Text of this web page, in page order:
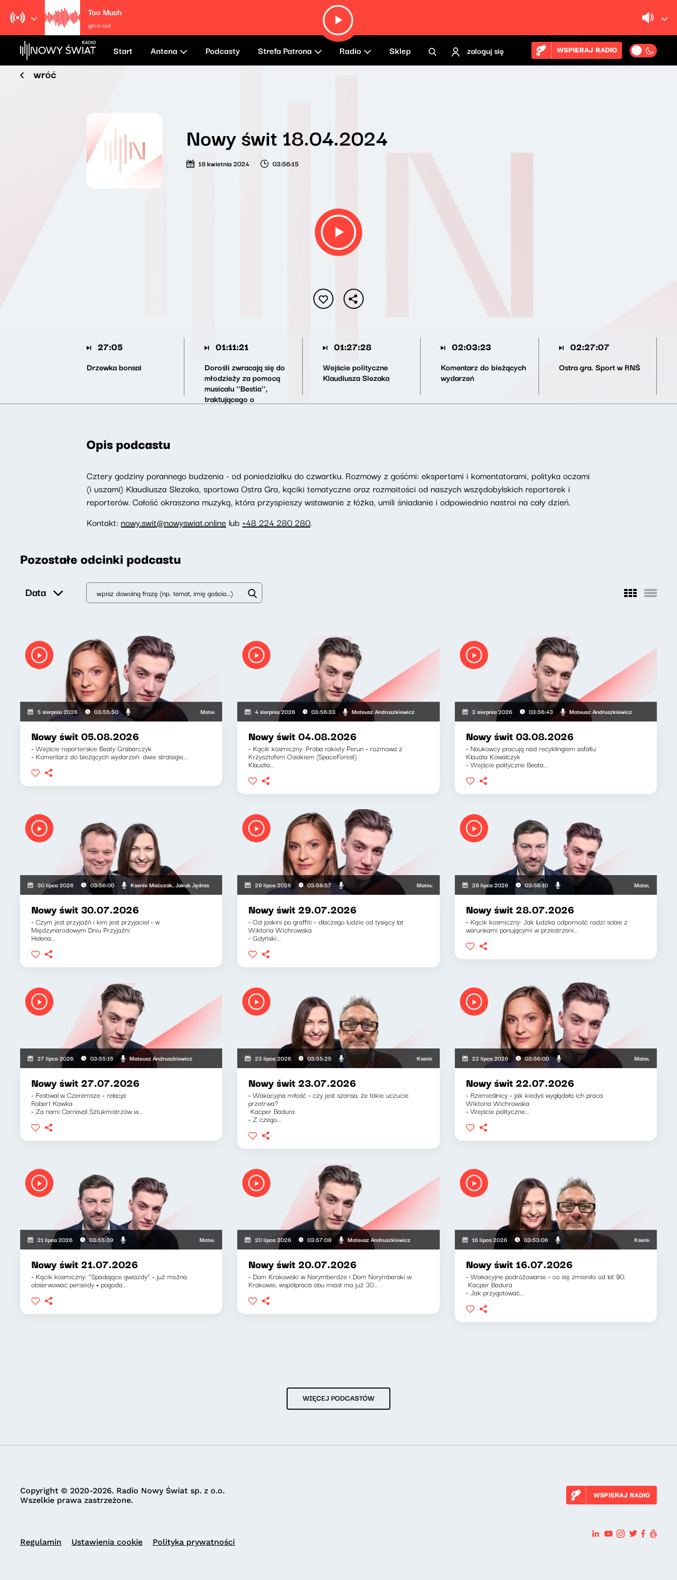
Too Much
girl in red
Start Antena Podcasty Strefa Patrona Radio Sklep zaloguj się WSPIERAJ RADIO
wróć
Nowy świt 18.04.2024
18 kwietnia 2024 03:56:15
27:05
Drzewka bonsai
01:11:21
Dorośli zwracają się do
młodzieży za pomocą
musicalu ''Bestia'',
traktującego o
01:27:28
Wejście polityczne
Klaudiusza Slezaka
02:03:23
Komentarz do bieżących
wydarzeń
02:27:07
Ostra gra. Sport w RNŚ
Opis podcastu
Cztery godziny porannego budzenia - od poniedziałku do czwartku. Rozmowy z gośćmi: ekspertami i komentatorami, polityka oczami
(i uszami) Klaudiusza Slezaka, sportowa Ostra Gra, kąciki tematyczne oraz rozmaitości od naszych wszędobylskich reporterek i
reporterów. Całość okraszona muzyką, która przyspieszy wstawanie z łóżka, umili śniadanie i odpowiednio nastroi na cały dzień.
Kontakt: nowy.swit@nowyswiat.online lub +48 224 280 280.
Pozostałe odcinki podcastu
Data
5 sierpnia 2026 03:55:50 Mateusz Andruszkiewicz, Zuzanna Iłenda
Nowy świt 05.08.2026
- Wejście reporterskie Beaty Grabarczyk
- Komentarz do bieżących wydarzeń: dwie strategie...
4 sierpnia 2026 03:56:33 Mateusz Andruszkiewicz
Nowy świt 04.08.2026
- Kącik kosmiczny: Próba rakiety Perun - rozmowa z
Krzysztofem Osiakiem (SpaceForest)
Klaudia...
3 sierpnia 2026 03:56:43 Mateusz Andruszkiewicz
Nowy świt 03.08.2026
- Naukowcy pracują nad recyklingiem asfaltu
Klaudia Kowalczyk
- Wejście polityczne Beata...
30 lipca 2026 03:56:00 Ksenia Maćczak, Jakub Jędras
Nowy świt 30.07.2026
- Czym jest przyjaźń i kim jest przyjaciel - w
Międzynarodowym Dniu Przyjaźni
Helena...
29 lipca 2026 03:58:57 Mateusz Andruszkiewicz, Zuzanna Iłenda
Nowy świt 29.07.2026
- Od jaskini po graffiti - dlaczego ludzie od tysięcy lat
Wiktoria Wichrowska
- Gdyński...
28 lipca 2026 03:56:10 Mateusz
Nowy świt 28.07.2026
- Kącik kosmiczny: Jak ludzka odporność radzi sobie z
warunkami panującymi w przestrzeni...
27 lipca 2026 03:55:15 Mateusz Andruszkiewicz
Nowy świt 27.07.2026
- Festiwal w Czeremsze - relacja
Robert Kawka
- Za nami Carnaval Sztukmistrzów w...
23 lipca 2026 03:55:25 Ksenia Maćczak, Mirosław Oczkoś
Nowy świt 23.07.2026
- Wakacyjna miłość - czy jest szansa, że takie uczucie
przetrwa?
Kacper Badura
- Z czego...
22 lipca 2026 03:56:00 Mateusz
Nowy świt 22.07.2026
- Rzemieślnicy - jak kiedyś wyglądała ich praca
Wiktoria Wichrowska
- Wejście polityczne...
21 lipca 2026 03:55:39 Mateusz Andruszkiewicz, Klaudiusz Slezak
Nowy świt 21.07.2026
- Kącik kosmiczny: “Spadające gwiazdy” - już można
obserwować perseidy + pogoda...
20 lipca 2026 03:57:08 Mateusz Andruszkiewicz
Nowy świt 20.07.2026
- Dom Krakowski w Norymberdze i Dom Norymberski w
Krakowie, współpraca obu miast ma już 30...
16 lipca 2026 03:53:06 Ksenia Maćczak,
Nowy świt 16.07.2026
- Wakacyjne podróżowanie - co się zmieniło od lat 90.
Kacper Badura
- Jak przygotować...
WIĘCEJ PODCASTÓW
Copyright © 2020-2026. Radio Nowy Świat sp. z o.o.
Wszelkie prawa zastrzeżone.
WSPIERAJ RADIO
Regulamin Ustawienia cookie Polityka prywatności